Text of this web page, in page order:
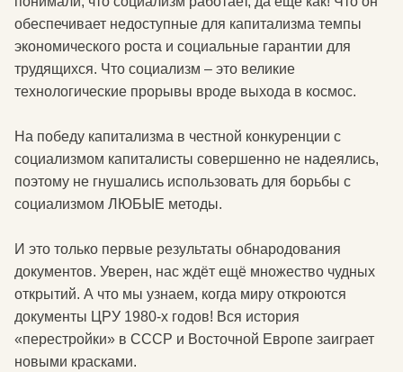
обеспечивает недоступные для капитализма темпы
экономического роста и социальные гарантии для
трудящихся. Что социализм – это великие
технологические прорывы вроде выхода в космос.
На победу капитализма в честной конкуренции с
социализмом капиталисты совершенно не надеялись,
поэтому не гнушались использовать для борьбы с
социализмом ЛЮБЫЕ методы.
И это только первые результаты обнародования
документов. Уверен, нас ждёт ещё множество чудных
открытий. А что мы узнаем, когда миру откроются
документы ЦРУ 1980-х годов! Вся история
«перестройки» в СССР и Восточной Европе заиграет
новыми красками.